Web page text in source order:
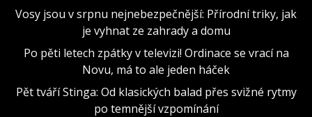
Vosy jsou v srpnu nejnebezpečnější: Přírodní triky, jak
je vyhnat ze zahrady a domu
Po pěti letech zpátky v televizi! Ordinace se vrací na
Novu, má to ale jeden háček
Pět tváří Stinga: Od klasických balad přes svižné rytmy
po temnější vzpomínání